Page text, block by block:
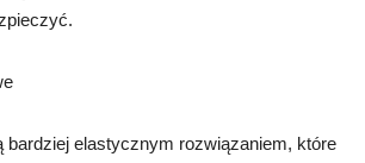
bardziej elastycznym rozwiązaniem, które